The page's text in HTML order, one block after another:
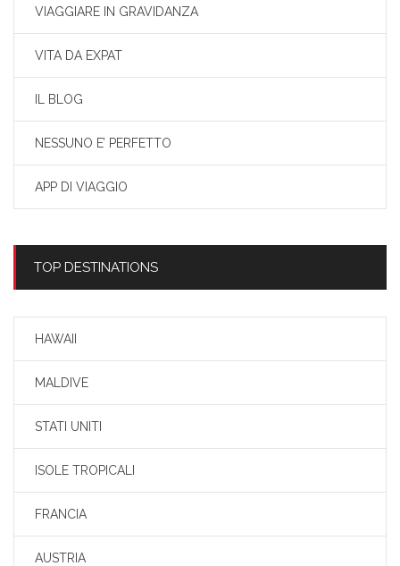
VIAGGIARE IN GRAVIDANZA
VITA DA EXPAT
IL BLOG
NESSUNO E’ PERFETTO
APP DI VIAGGIO
TOP DESTINATIONS
HAWAII
MALDIVE
STATI UNITI
ISOLE TROPICALI
FRANCIA
AUSTRIA